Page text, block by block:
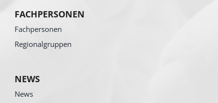
FACHPERSONEN
Fachpersonen
Regionalgruppen
NEWS
News